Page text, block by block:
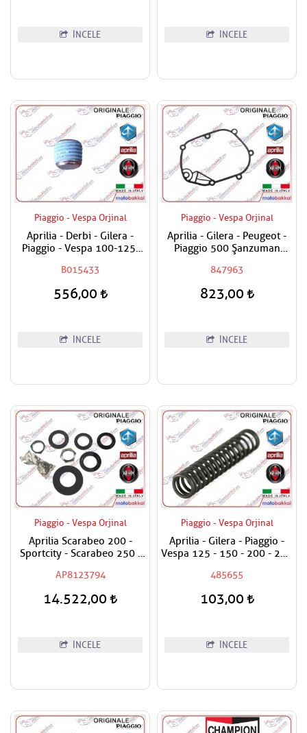
İNCELE İNCELE
Piaggio - Vespa Orjinal
Aprilia - Derbi - Gilera -
Piaggio - Vespa 100-125-
500-800-850 Karter Tapası
B015433
556,00
İNCELE
Piaggio - Vespa Orjinal
Aprilia - Gilera - Peugeot -
Piaggio 500 Şanzuman
847963
823,00
İNCELE
Piaggio - Vespa Orjinal
Aprilia Scarabeo 200 -
Sportcity - Scarabeo 250 -
Seti / Maşa Rulman Set
AP8123794
14.522,00
İNCELE
Piaggio - Vespa Orjinal
Aprilia - Gilera - Piaggio -
Vespa 125 - 150 - 200 - 250
Basınç Sübap Yayı
485655
103,00
İNCELE